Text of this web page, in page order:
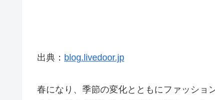
出典： blog.livedoor.jp
春になり、季節の変化とともにファッショ